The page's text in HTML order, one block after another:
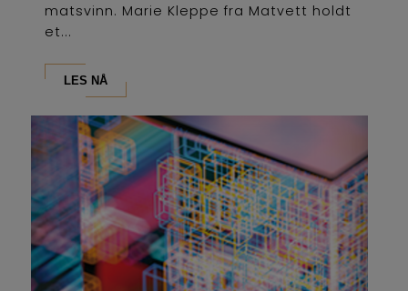
matsvinn. Marie Kleppe fra Matvett holdt
et...
LES NÅ